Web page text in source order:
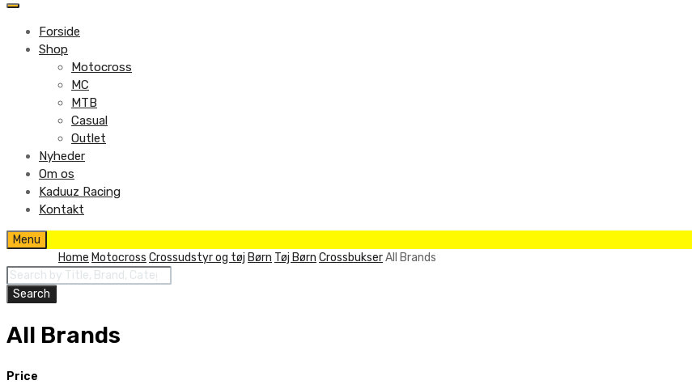
Forside
Shop
Motocross
MC
MTB
Casual
Outlet
Nyheder
Om os
Kaduuz Racing
Kontakt
Skip
content
Menu
Home Motocross Crossudstyr og tøj Børn Tøj Børn CrossbukserAll Brands
Products
search
Search
All Brands
Price